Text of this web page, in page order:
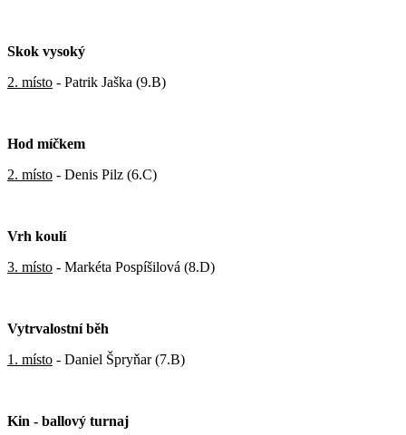
Skok vysoký
2. místo - Patrik Jaška (9.B)
Hod míčkem
2. místo - Denis Pilz (6.C)
Vrh koulí
3. místo - Markéta Pospíšilová (8.D)
Vytrvalostní běh
1. místo - Daniel Špryňar (7.B)
Kin - ballový turnaj